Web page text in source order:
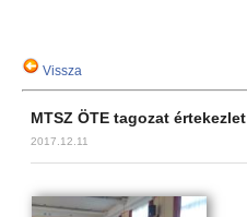
Vissza
MTSZ ÖTE tagozat értekezlet
2017.12.11